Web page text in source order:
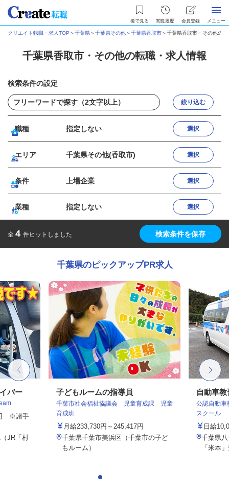
後で見る 閲覧履歴 会員登録 メニュー
クリエイト転職・求人TOP ＞千葉県＞千葉県その他＞千葉県香取市＞千葉県香取市・その他の
千葉県香取市・その他の転職・求人情報
検索条件の設定
絞り込む
職種 指定しない 選択
エリア 千葉県その他(香取市) 選択
条件 上場企業 選択
業種 指定しない 選択
全 4 件ヒットしました 検索条件を保存
千葉県のピックアップPR求人
バー
円 ※諸手
JR「村
子どもルームの指導員
千葉市社会福祉協議会 児童育成課 児童
育成班
月給233,730円～245,417円
千葉県千葉市美浜区（千葉市の子ど
もルーム）
自動車
公認自動
スクール
日給
千葉県
「米本